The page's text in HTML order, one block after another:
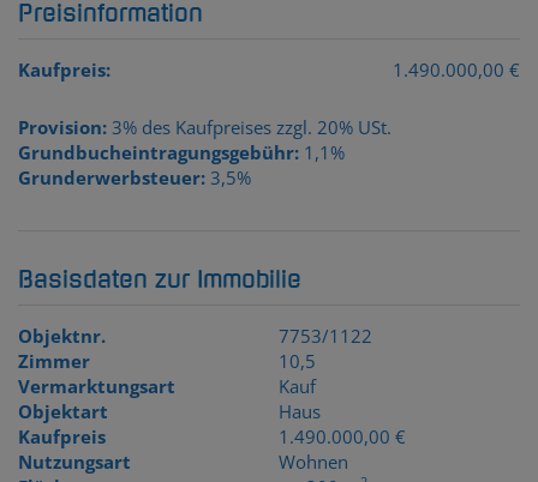
Preisinformation
Kaufpreis: 1.490.000,00 €
Provision: 3% des Kaufpreises zzgl. 20% USt.
Grundbucheintragungsgebühr: 1,1%
Grunderwerbsteuer: 3,5%
Basisdaten zur Immobilie
Objektnr.
7753/1122
Zimmer
10,5
Vermarktungsart
Kauf
Objektart
Haus
Kaufpreis
1.490.000,00 €
Nutzungsart
Wohnen